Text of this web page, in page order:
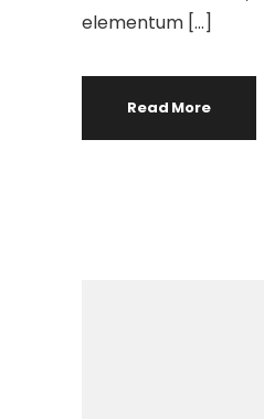
elementum […]
Read More